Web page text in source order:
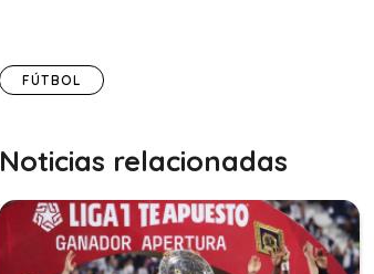
FÚTBOL
Noticias relacionadas